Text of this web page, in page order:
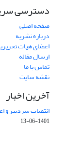
دسترسی
صفحه اصلی
درباره نشریه
اعضای هیات
ارسال مقاله
تماس با ما
نقشه سایت
آخرین اخبار
انتصاب سردبیر و
1401-06-13